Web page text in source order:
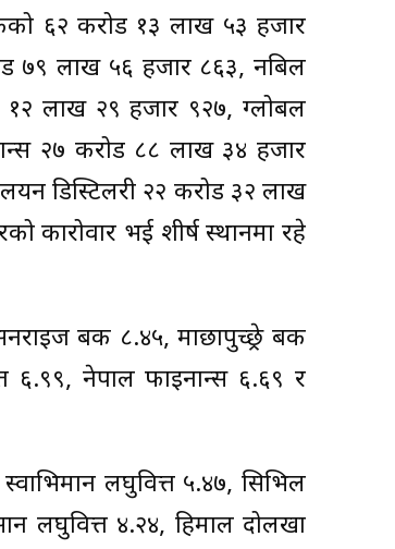
६२ करोड १३ लाख ५३ हजार
७९ लाख ५६ हजार ८६३, नबिल
१२ लाख २९ हजार ९२७, ग्लोबल
२७ करोड ८८ लाख ३४ हजार
डिस्टिलरी २२ करोड ३२ लाख
कारोवार भई शीर्ष स्थानमा रहे
बैंक ८.४५, माछापुच्छ्रे बैंक
६.९९, नेपाल फाइनान्स ६.६९ र
लघुवित्त ५.४७, सिभिल
लघुवित्त ४.२४, हिमाल दोलखा